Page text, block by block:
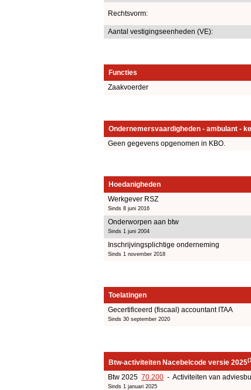
Rechtsvorm:
Aantal vestigingseenheden (VE):
Functies
Zaakvoerder
Ondernemersvaardigheden - ambulant -
Geen gegevens opgenomen in KBO.
Hoedanigheden
Werkgever RSZ
Sinds 8 juni 2016
Onderworpen aan btw
Sinds 1 juni 2004
Inschrijvingsplichtige onderneming
Sinds 1 november 2018
Toelatingen
Gecertificeerd (fiscaal) accountant ITAA
Sinds 30 september 2020
Btw-activiteiten Nacebelcode versie 2025
Btw 2025 70.200 - Activiteiten van
Sinds 1 januari 2025